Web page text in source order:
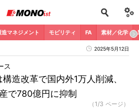
造マネジメント モビリティ FA 素材／化学
2025年5月12日
造改革で国内外1万人削減、
で780億円に抑制
ス
（1/3 ページ）